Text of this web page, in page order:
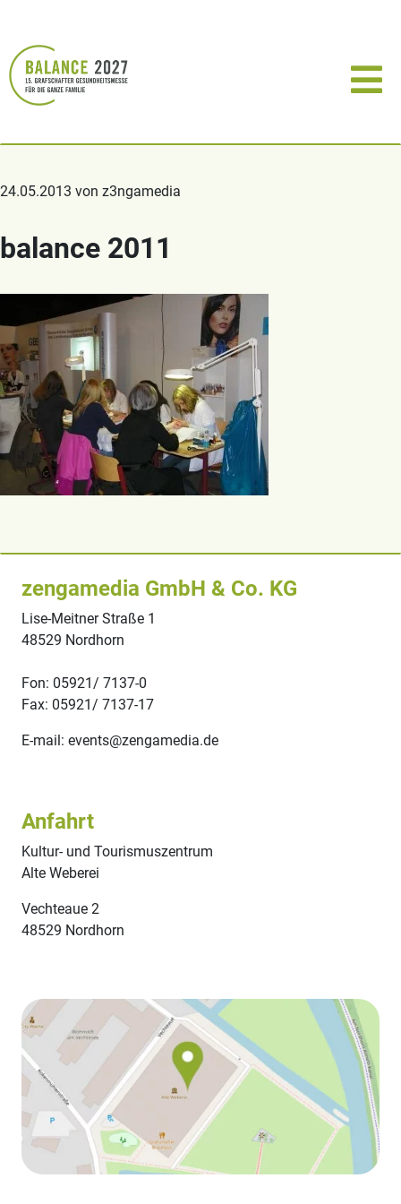
24.05.2013 von z3ngamedia
balance 2011
zengamedia GmbH & Co. KG
Lise-Meitner Straße 1
48529 Nordhorn
Fon: 05921/ 7137-0
Fax: 05921/ 7137-17
E-mail: events@zengamedia.de
Anfahrt
Kultur- und Tourismuszentrum
Alte Weberei
Vechteaue 2
48529 Nordhorn